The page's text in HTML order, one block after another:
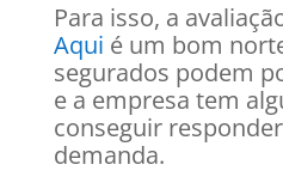
Para isso, a
Aqui é um bom
segurados podem
e a empresa tem
conseguir
demanda.